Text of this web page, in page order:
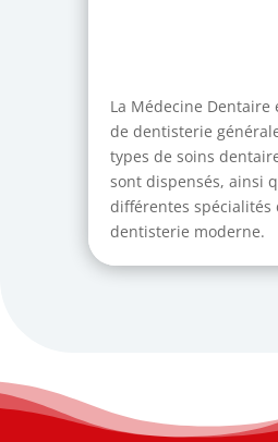
La Médecine Dentaire
de dentisterie
types de soins
sont dispensés, ainsi
différentes spécialités
dentisterie moderne.